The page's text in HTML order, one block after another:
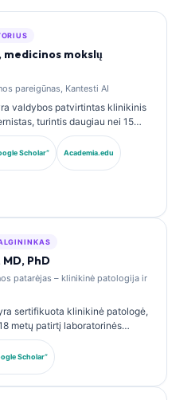
medicinos mokslų
pareigūnas, Kantesti AI
valdybos patvirtintas klinikinis
turintis daugiau nei 15
medicinos ir AI pagalba
analizės srityse. Būdamas
medicinos pareigūnu, jis
neuroninio tinklo
priežiūrą. Dr. Klein yra plačiai
interpretavimo ir
laboratorinės medicinos
Scholar“ Academia.edu
PhD
patarėjas – klinikinė patologija ir
sertifikuota klinikinė patologė,
metų patirtį laboratorinės
analizės srityje. Ji turi
sertifikatus ir
panelių bei
Scholar“